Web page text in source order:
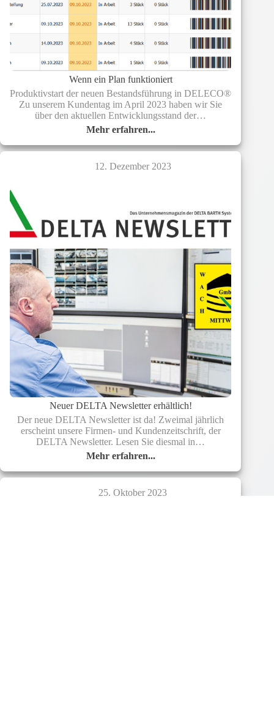
Wenn ein Plan funktioniert
Produktivstart der neuen Bestandsführung in DELECO®
Zu unserem Kundentag im April 2023 haben wir Sie
über den aktuellen Entwicklungsstand der…
Mehr erfahren...
Wenn
ein
funktioniert
12. Dezember 2023
Neuer DELTA Newsletter erhältlich!
Der neue DELTA Newsletter ist da! Zweimal jährlich
erscheint unsere Firmen- und Kundenzeitschrift, der
DELTA Newsletter. Lesen Sie diesmal in…
Mehr erfahren...
Neuer
DELTA
erhältlich!
25. Oktober 2023